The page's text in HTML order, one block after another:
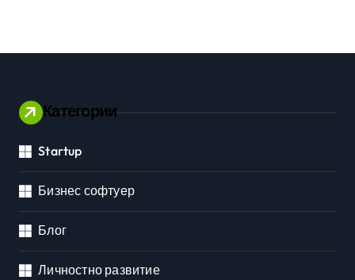
Категории
Startup
Бизнес софтуер
Блог
Личностно развитие